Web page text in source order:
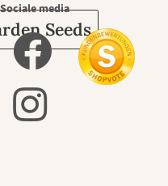
Seeds
Sociale media